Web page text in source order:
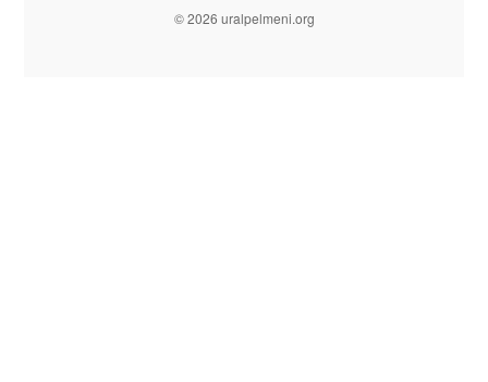
© 2026 uralpelmeni.org